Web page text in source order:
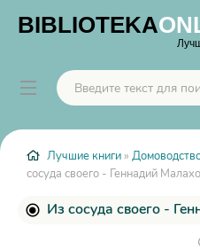
BIBLIOTEKA
Лучшие книги »
сосуда своего - Геннадий
Из сосуда своего -